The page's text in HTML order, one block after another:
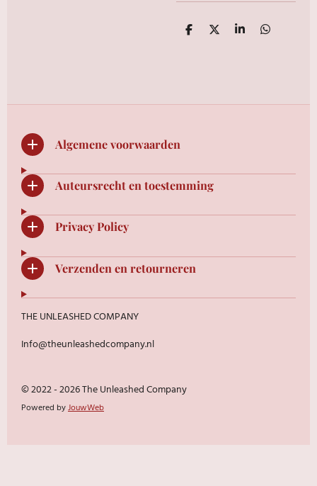
D D S D
Algemene voorwaarden
Auteursrecht en toestemming
Privacy Policy
Verzenden en retourneren
THE UNLEASHED COMPANY
Info@theunleashedcompany.nl
© 2022 - 2026 The Unleashed Company
Powered byJouwWeb